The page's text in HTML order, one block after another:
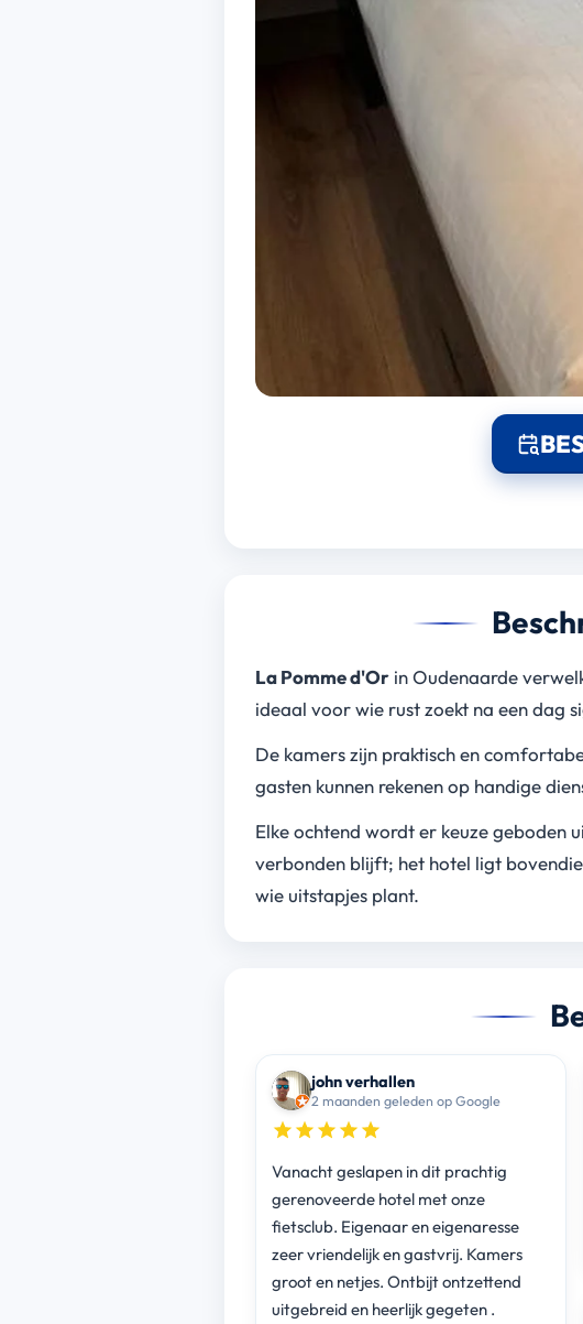
La Pomme d'Orin Oudenaarde
ideaal voor wie rust zoekt na een dag
De kamers zijn praktisch en
gasten kunnen rekenen op handige
Elke ochtend wordt er keuze
verbonden blijft; het hotel ligt
wie uitstapjes plant.
john verhallen
2 maanden geleden op Google
Vanacht geslapen in dit prachtig
gerenoveerde hotel met onze
fietsclub. Eigenaar en eigenaresse
zeer vriendelijk en gastvrij. Kamers
groot en netjes. Ontbijt ontzettend
uitgebreid en heerlijk gegeten .